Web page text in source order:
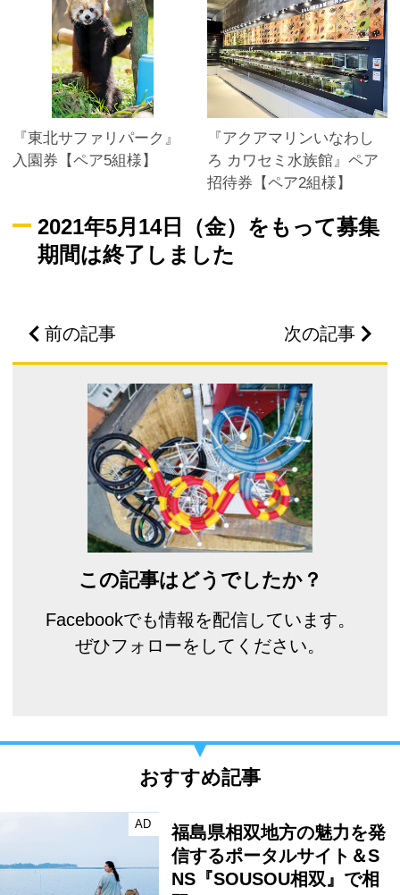
『東北サファリパーク』
入園券【ペア5組様】
『アクアマリンいなわし
ろ カワセミ水族館』ペア
招待券【ペア2組様】
2021年5月14日（金）をもって募集
期間は終了しました
前の記事 次の記事
この記事はどうでしたか？
Facebookでも情報を配信しています。
ぜひフォローをしてください。
おすすめ記事
AD
福島県相双地方の魅力を発
信するポータルサイト＆S
NS『SOUSOU相双』で相